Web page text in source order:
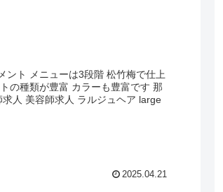
ント メニューは3段階 松竹梅で仕上
の種類が豊富 カラーも豊富です️ 那
人 美容師求人 ラルジュヘア large
2025.04.21